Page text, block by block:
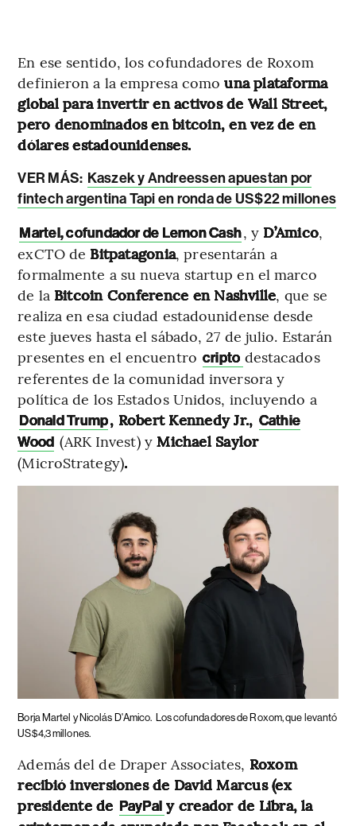
En ese sentido, los cofundadores de Roxom
definieron a la empresa comouna plataforma
global para invertir en activos de Wall Street,
pero denominados en bitcoin, en vez de en
dólares estadounidenses.
VER MÁS: Kaszek y Andreessen apuestan por
fintech argentina Tapi en ronda de US$22 millones
Martel, cofundador de Lemon Cash, y D’Amico,
exCTO de Bitpatagonia, presentarán a
formalmente a su nueva startup en el marco
de la Bitcoin Conference en Nashville, que se
realiza en esa ciudad estadounidense desde
este jueves hasta el sábado, 27 de julio. Estarán
presentes en el encuentro cripto destacados
referentes de la comunidad inversora y
política de los Estados Unidos, incluyendo a
Donald Trump, Robert Kennedy Jr., Cathie
Wood (ARK Invest) y Michael Saylor
(MicroStrategy).
Borja Martel y Nicolás D'Amico.
Los cofundadores de Roxom, que levantó
US$4,3 millones.
Además del de Draper Associates, Roxom
recibió inversiones de David Marcus (ex
presidente de PayPal y creador de Libra, la